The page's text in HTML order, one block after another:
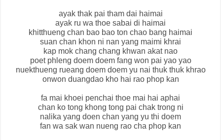
ayak thak pai tham dai haimai
ayak ru wa thoe sabai di haimai
khitthueng chan bao bao ton chao bang haimai
suan chan khon ni nan yang maimi khrai
kap mok chang chang khwan akat nao
poet phleng doem doem fang won pai yao yao
nuekthueng rueang doem doem yu nai thuk thuk khrao
onwon duangdao kho hai rao phop kan
fa mai khoei penchai thoe mai hai aphai
chan ko tong khong tong pai chak trong ni
nalika yang doen chan yang yu thi doem
fan wa sak wan nueng rao cha phop kan